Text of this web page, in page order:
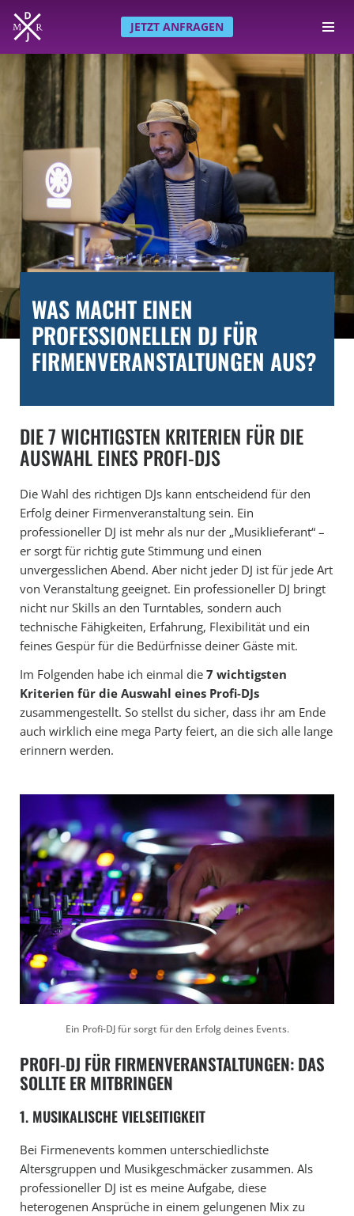
Zum
springen
JETZT ANFRAGEN
WAS MACHT EINEN
PROFESSIONELLEN DJ FÜR
FIRMENVERANSTALTUNGEN AUS?
DIE 7 WICHTIGSTEN KRITERIEN FÜR DIE
AUSWAHL EINES PROFI-DJS
Die Wahl des richtigen DJs kann entscheidend für den
Erfolg deiner Firmenveranstaltung sein. Ein
professioneller DJ ist mehr als nur der „Musiklieferant“ –
er sorgt für richtig gute Stimmung und einen
unvergesslichen Abend. Aber nicht jeder DJ ist für jede Art
von Veranstaltung geeignet. Ein professioneller DJ bringt
nicht nur Skills an den Turntables, sondern auch
technische Fähigkeiten, Erfahrung, Flexibilität und ein
feines Gespür für die Bedürfnisse deiner Gäste mit.
Im Folgenden habe ich einmal die 7 wichtigsten
Kriterien für die Auswahl eines Profi-DJs
zusammengestellt. So stellst du sicher, dass ihr am Ende
auch wirklich eine mega Party feiert, an die sich alle lange
erinnern werden.
Ein Profi-DJ für sorgt für den Erfolg deines Events.
PROFI-DJ FÜR FIRMENVERANSTALTUNGEN: DAS
SOLLTE ER MITBRINGEN
1. MUSIKALISCHE VIELSEITIGKEIT
Bei Firmenevents kommen unterschiedlichste
Altersgruppen und Musikgeschmäcker zusammen. Als
professioneller DJ ist es meine Aufgabe, diese
heterogenen Ansprüche in einem gelungenen Mix zu